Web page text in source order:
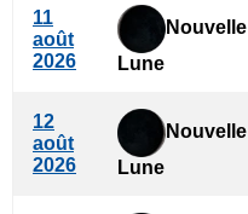
11
août
2026
Nouvelle
Lune
12
août
2026
Nouvelle
Lune